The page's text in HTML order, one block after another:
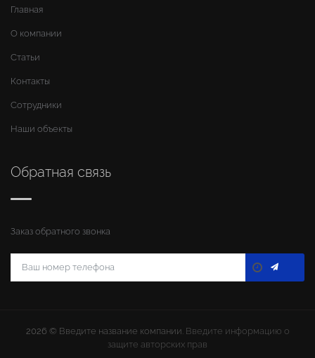
Главная
О компании
Статьи
Контакты
Сотрудники
Наши объекты
Обратная связь
Заказ обратного звонка
2026 © Введите название компании . Введите информацию о
защите авторских прав